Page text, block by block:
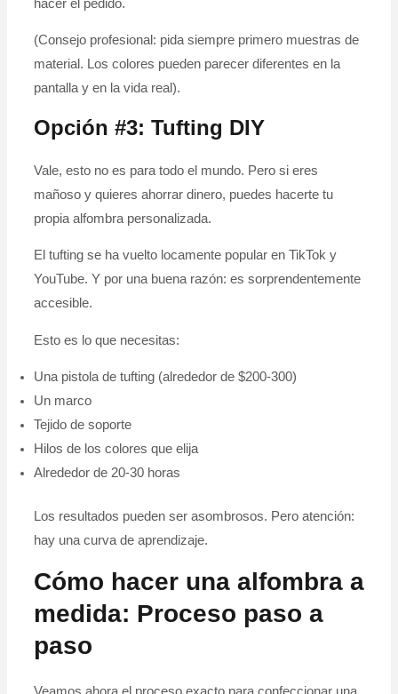
hacer el pedido.
(Consejo profesional: pida siempre primero muestras de
material. Los colores pueden parecer diferentes en la
pantalla y en la vida real).
Opción #3: Tufting DIY
Vale, esto no es para todo el mundo. Pero si eres
mañoso y quieres ahorrar dinero, puedes hacerte tu
propia alfombra personalizada.
El tufting se ha vuelto locamente popular en TikTok y
YouTube. Y por una buena razón: es sorprendentemente
accesible.
Esto es lo que necesitas:
Una pistola de tufting (alrededor de $200-300)
Un marco
Tejido de soporte
Hilos de los colores que elija
Alrededor de 20-30 horas
Los resultados pueden ser asombrosos. Pero atención:
hay una curva de aprendizaje.
Cómo hacer una alfombra a
medida: Proceso paso a
paso